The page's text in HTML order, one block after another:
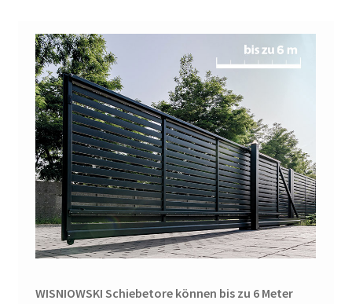
WISNIOWSKI Schiebetore können bis zu 6 Meter